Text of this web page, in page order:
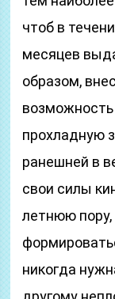
чтоб в
месяцев
образом,
возможность
прохладную
ранешней в
свои силы
летнюю
никогда